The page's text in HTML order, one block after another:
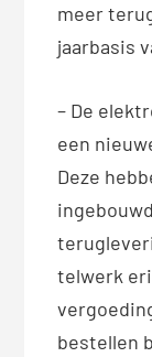
meer
jaarbasis
– De
een
Deze
telwerk
bestellen